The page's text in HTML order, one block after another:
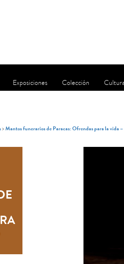
Exposiciones Colección
>Mantos funerarios de Paracas: Ofrendas para la vida